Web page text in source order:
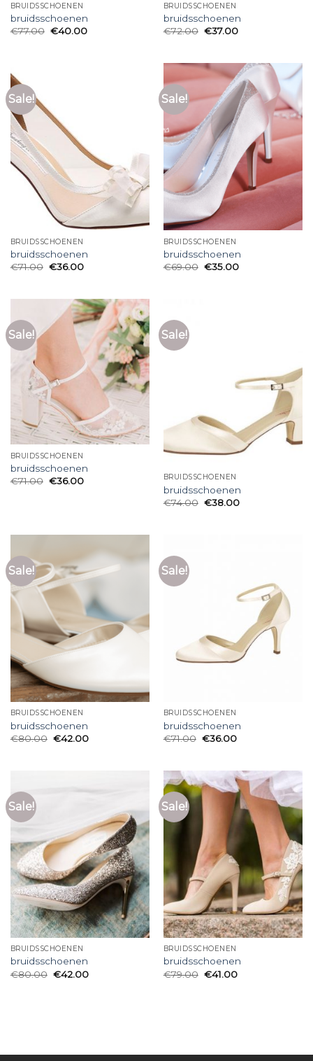
BRUIDSSCHOENEN
bruidsschoenen
€77.00 €40.00
BRUIDSSCHOENEN
bruidsschoenen
€72.00 €37.00
Sale!
BRUIDSSCHOENEN
bruidsschoenen
€71.00 €36.00
Sale!
BRUIDSSCHOENEN
bruidsschoenen
€69.00 €35.00
Sale!
BRUIDSSCHOENEN
bruidsschoenen
€71.00 €36.00
Sale!
BRUIDSSCHOENEN
bruidsschoenen
€74.00 €38.00
Sale!
BRUIDSSCHOENEN
bruidsschoenen
€80.00 €42.00
Sale!
BRUIDSSCHOENEN
bruidsschoenen
€71.00 €36.00
Sale!
BRUIDSSCHOENEN
bruidsschoenen
€80.00 €42.00
Sale!
BRUIDSSCHOENEN
bruidsschoenen
€79.00 €41.00